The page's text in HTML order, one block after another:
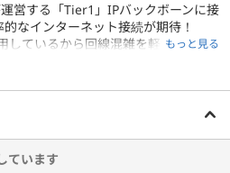
営する「Tier1」IPバックボーンに接
なインターネット接続が期待！
しているから回線混雑を軽減(※1)し
円(税込)で提供！！(※2)
専用サイトからのお申込みが必要
もっと見る
ています